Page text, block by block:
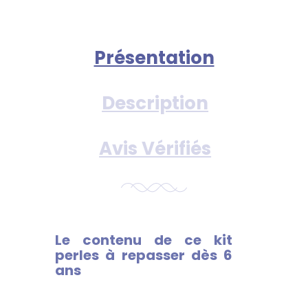
Présentation
Description
Avis Vérifiés
Le contenu de ce kit
perles à repasser dès 6
ans